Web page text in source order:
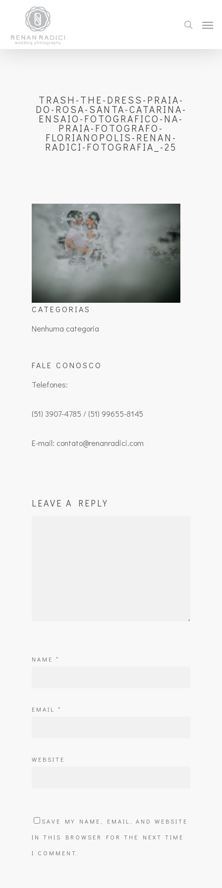
TRASH-THE-DRESS-PRAIA-
DO-ROSA-SANTA-CATARINA-
ENSAIO-FOTOGRAFICO-NA-
PRAIA-FOTOGRAFO-
FLORIANOPOLIS-RENAN-
RADICI-FOTOGRAFIA_-25
CATEGORIAS
Nenhuma categoria
FALE CONOSCO
Telefones:
(51) 3907-4785 / (51) 99655-8145
E-mail: contato@renanradici.com
LEAVE A REPLY
NAME *
EMAIL *
WEBSITE
SAVE MY NAME, EMAIL, AND WEBSITE
IN THIS BROWSER FOR THE NEXT TIME
I COMMENT.